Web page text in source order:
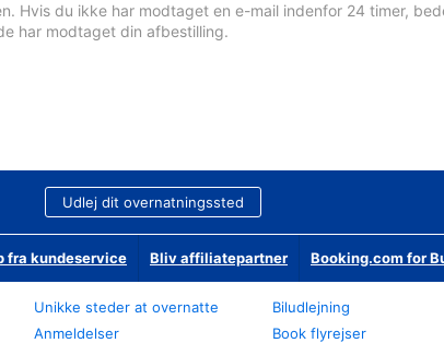
Hvis du ikke har modtaget en e-mail indenfor 24 timer,
har modtaget din afbestilling.
Udlej dit overnatningssted
fra kundeservice Bliv affiliatepartner Booking.com for
Unikke steder at overnatte
Anmeldelser
Biludlejning
Book flyrejser